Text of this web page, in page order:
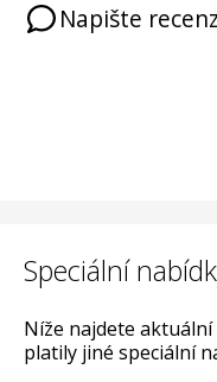
Napište
Speciální
Níže najdete aktuální
platily jiné speciální